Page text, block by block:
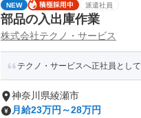
NEW 派遣社員
部品の入出庫作業
株式会社テクノ・サービス
テクノ・サービスへ正社員とし
神奈川県綾瀬市
月給23万円～28万円